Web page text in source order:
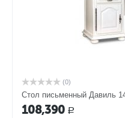
(0)
Стол письменный Давиль
108,390 Р